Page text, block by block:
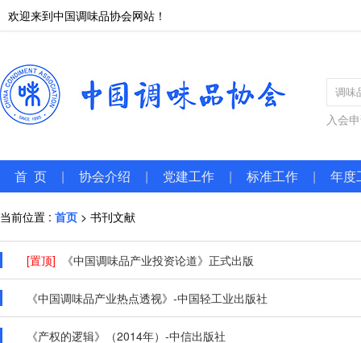
欢迎来到中国调味品协会网站！
入会
首 页 | 协会介绍 | 党建工作 | 标准工作 | 年度
当前位置 : 首页 > 书刊文献
[置顶] 《中国调味品产业投资论道》正式出版
《中国调味品产业热点透视》-中国轻工业出版社
《产权的逻辑》（2014年）-中信出版社